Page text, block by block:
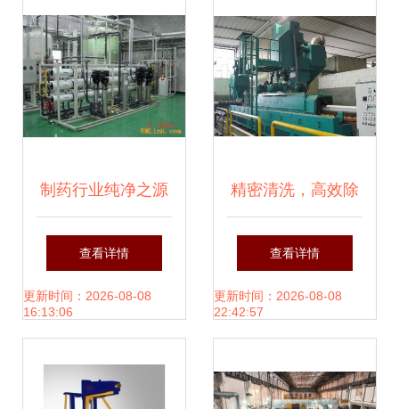
制药行业纯净之源
反渗透设备的深度
解析与优选指南
查看详情
更新时间：2026-08-08
16:13:06
精密清洗，高效除
锈 雄文机械钢管抛
丸机助力工业制造
查看详情
更新时间：2026-08-08
22:42:57